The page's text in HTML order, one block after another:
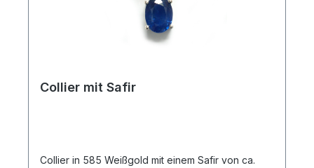
Collier mit Safir
Collier in 585 Weißgold mit einem Safir von ca.